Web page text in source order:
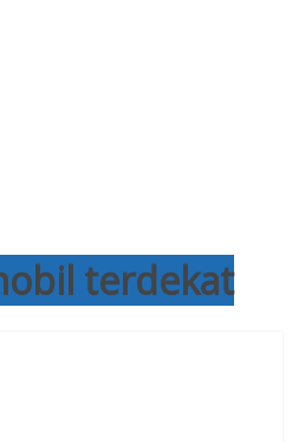
terdekat